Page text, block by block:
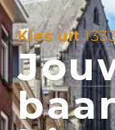
Kies uit